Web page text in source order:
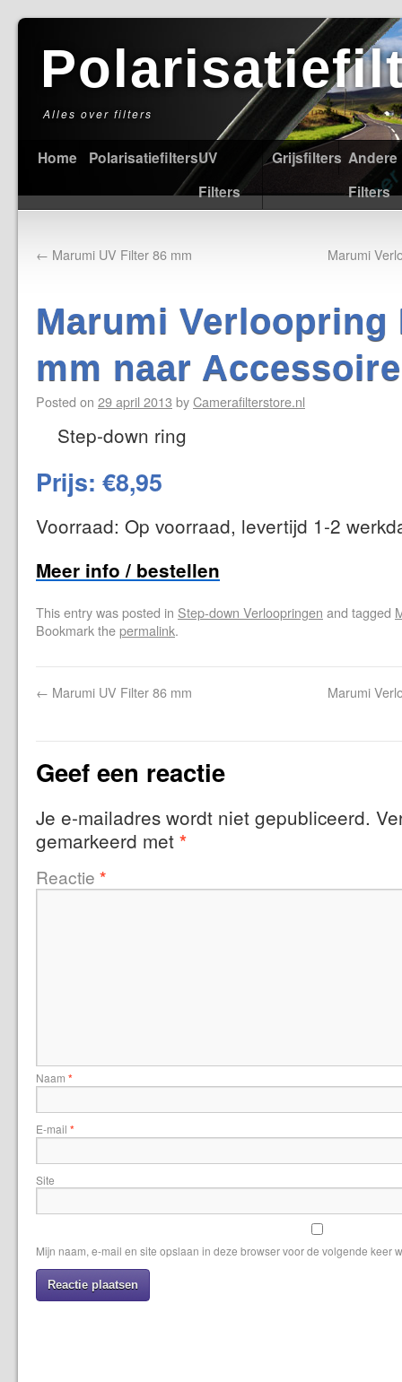
Alles over filters
Home PolarisatiefiltersUV
Filters
Grijsfilters Andere
Filters
← Marumi UV Filter 86 mm Marumi
Marumi Verloopring
mm naar
Posted on 29 april 2013 byCamerafilterstore.nl
Step-down ring
Prijs: €8,95
Voorraad: Op voorraad, levertijd 1-2
Meer info / bestellen
This entry was posted in Step-down Verloopringen and tagged
Bookmark thepermalink.
← Marumi UV Filter 86 mm Marumi
Geef een reactie
Je e-mailadres wordt niet gepubliceerd.
gemarkeerd met *
Reactie *
Naam *
E-mail *
Site
Mijn naam, e-mail en site opslaan in deze browser voor de volgende keer